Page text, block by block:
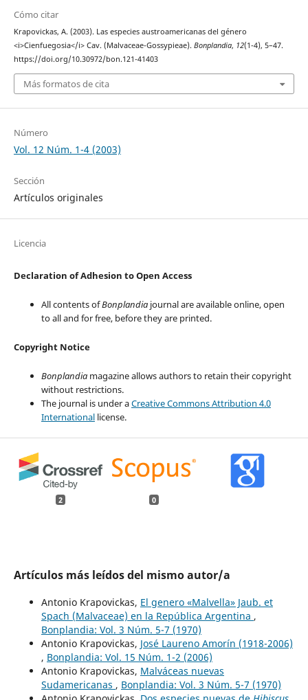
Cómo citar
Krapovickas, A. (2003). Las especies austroamericanas del género
<i>Cienfuegosia</i> Cav. (Malvaceae-Gossypieae). Bonplandia, 12(1-4), 5–47.
https://doi.org/10.30972/bon.121-41403
Más formatos de cita
Número
Vol. 12 Núm. 1-4 (2003)
Sección
Artículos originales
Licencia
Declaration of Adhesion to Open Access
All contents ofBonplandiajournal are available online, open
to all and for free, before they are printed.
Copyright Notice
Bonplandiamagazine allows authors to retain their copyright
without restrictions.
The journal is under aCreative Commons Attribution 4.0
Internationallicense.
2 0
Artículos más leídos del mismo autor/a
Antonio Krapovickas, El genero «Malvella» Jaub. et
Spach (Malvaceae) en la República Argentina ,
Bonplandia: Vol. 3 Núm. 5-7 (1970)
Antonio Krapovickas, José Laureno Amorín (1918-2006)
, Bonplandia: Vol. 15 Núm. 1-2 (2006)
Antonio Krapovickas, Malváceas nuevas
Sudamericanas , Bonplandia: Vol. 3 Núm. 5-7 (1970)